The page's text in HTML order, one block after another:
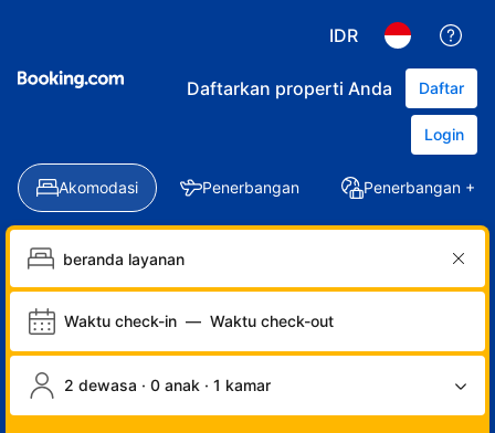
IDR
Daftarkan properti Anda Daftar
Login
Akomodasi Penerbangan Penerbangan +
Waktu check-in — Waktu check-out
2 dewasa · 0 anak · 1 kamar